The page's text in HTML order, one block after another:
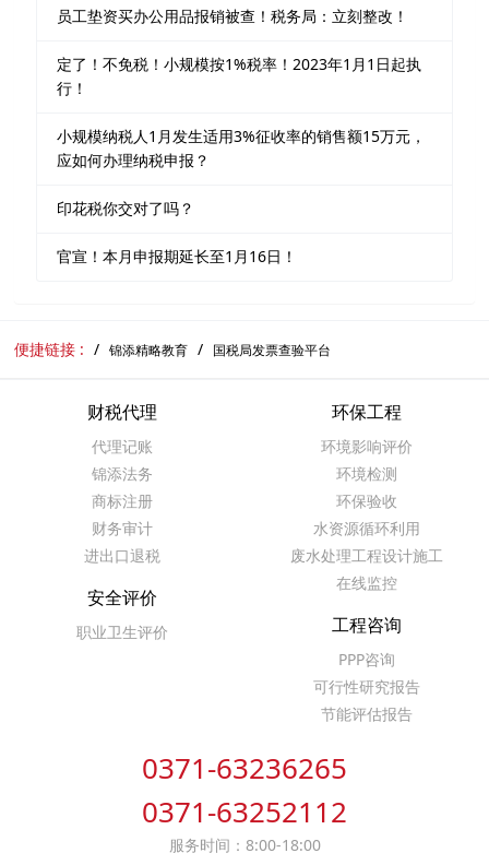
员工垫资买办公用品报销被查！税务局：立刻整改！
定了！不免税！小规模按1%税率！2023年1月1日起执
行！
小规模纳税人1月发生适用3%征收率的销售额15万元，
应如何办理纳税申报？
印花税你交对了吗？
官宣！本月申报期延长至1月16日！
便捷链接 : 锦添精略教育 国税局发票查验平台
财税代理
代理记账
锦添法务
商标注册
财务审计
进出口退税
环保工程
环境影响评价
环境检测
环保验收
水资源循环利用
废水处理工程设计施工
在线监控
安全评价
职业卫生评价 工程咨询
PPP咨询
可行性研究报告
节能评估报告
0371-63236265
0371-63252112
服务时间：8:00-18:00